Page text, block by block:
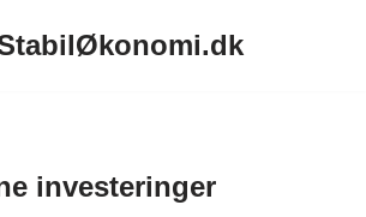
investeringer